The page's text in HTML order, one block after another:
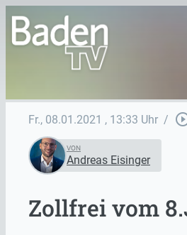
Fr., 08.01.2021 , 13:33 Uhr /
VON
Andreas Eisinger
Zollfrei vom